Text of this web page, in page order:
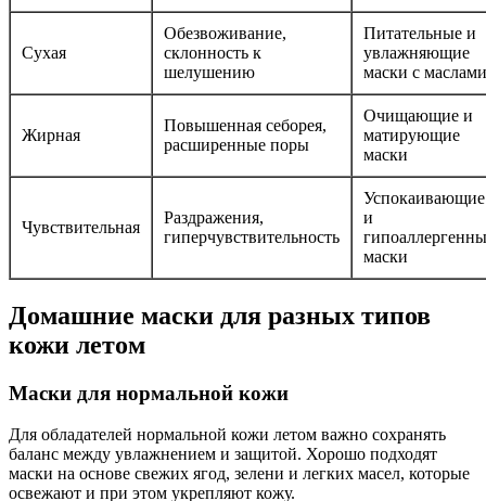
Сухая
Обезвоживание,
склонность к
шелушению
Питательные и
увлажняющие
маски с маслами
Жирная
Повышенная себорея,
расширенные поры
Очищающие и
матирующие
маски
Чувствительная
Раздражения,
гиперчувствительность
Успокаивающие
и
маски
Домашние маски для разных типов
кожи летом
Маски для нормальной кожи
Для обладателей нормальной кожи летом важно сохранять
баланс между увлажнением и защитой. Хорошо подходят
маски на основе свежих ягод, зелени и легких масел, которые
освежают и при этом укрепляют кожу.